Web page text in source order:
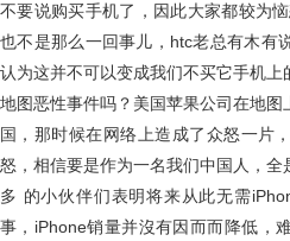
不要说购买手机了，因此大家都较为
也不是那么一回事儿，htc老总有木有
认为这并不可以变成我们不买它手机
地图恶性事件吗？美国苹果公司在地
国，那时候在网络上造成了众怒一片
怒，相信要是作为一名我们中国人，
多 的小伙伴们表明将来从此无需
事，iPhone销量并沒有因而而降低，